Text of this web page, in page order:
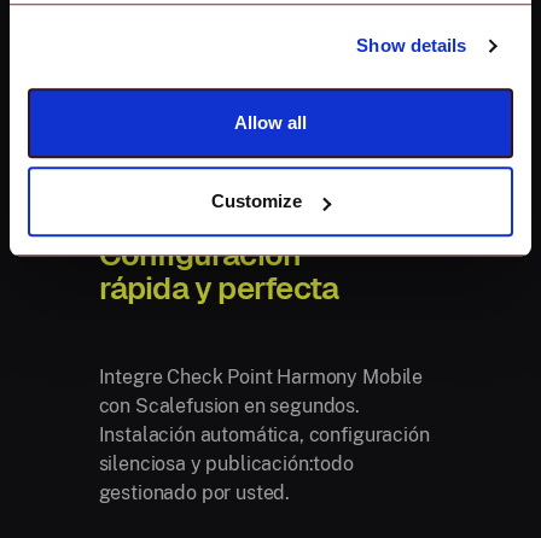
Show details
Allow all
Customize
1
Configuración
rápida y perfecta
Integre Check Point Harmony Mobile
con Scalefusion en segundos.
Instalación automática, configuración
silenciosa y publicación:todo
gestionado por usted.